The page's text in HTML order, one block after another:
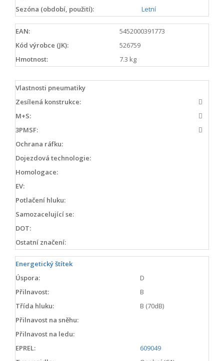
Sezóna (období, použití):
Letní
EAN:
5452000391773
Kód výrobce (JK):
526759
Hmotnost:
7.3 kg
Vlastnosti pneumatiky
Zesílená konstrukce:
M+S:
3PMSF:
Ochrana ráfku:
Dojezdová technologie:
Homologace:
EV:
Potlačení hluku:
Samozacelující se:
DOT:
Ostatní značení:
Energetický štítek
Úspora:
D
Přilnavost:
B
Třída hluku:
B (70dB)
Přilnavost na sněhu:
Přilnavost na ledu:
EPREL:
609049